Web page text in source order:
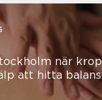
när kroppen
att hitta balans